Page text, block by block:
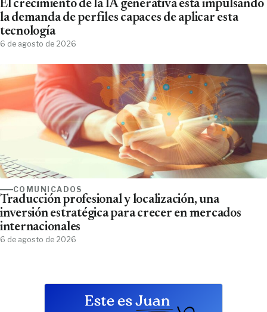
El crecimiento de la IA generativa está impulsando
la demanda de perfiles capaces de aplicar esta
tecnología
6 de agosto de 2026
COMUNICADOS
Traducción profesional y localización, una
inversión estratégica para crecer en mercados
internacionales
6 de agosto de 2026